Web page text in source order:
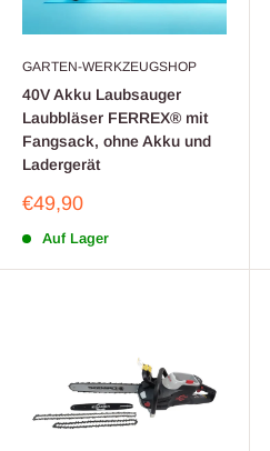
GARTEN-WERKZEUGSHOP
40V Akku Laubsauger
Laubbläser FERREX® mit
Fangsack, ohne Akku und
Ladergerät
Sonderpreis
€49,90
Auf Lager